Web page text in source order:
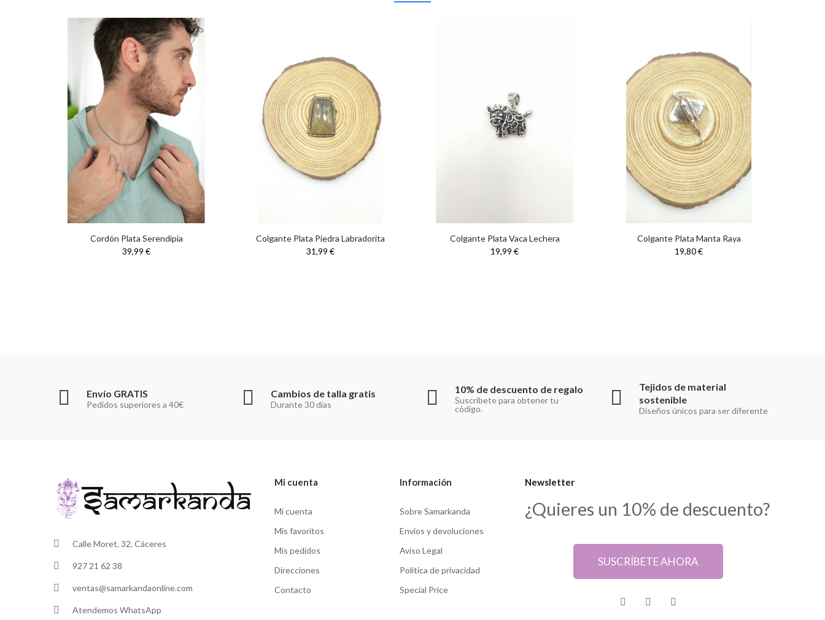
Cordón Plata Serendipia
39,99 €
Colgante Plata Piedra Labradorita
31,99 €
Colgante Plata Vaca Lechera
19,99 €
Colgante Plata Manta Raya
19,80 €
Envío GRATIS
Pedidos superiores a 40€
Cambios de talla gratis
Durante 30 días
10% de descuento de regalo
Suscríbete para obtener tu
código.
Tejidos de material
sostenible
Diseños únicos para ser diferente
Calle Moret, 32, Cáceres
927 21 62 38
ventas@samarkandaonline.com
Atendemos WhatsApp
Mi cuenta
Mi cuenta
Mis favoritos
Mis pedidos
Direcciones
Contacto
Información
Sobre Samarkanda
Envíos y devoluciones
Aviso Legal
Política de privacidad
Special Price
Newsletter
¿Quieres un 10% de descuento?
SUSCRÍBETE AHORA